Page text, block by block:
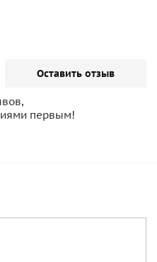
Оставить отзыв
первым!